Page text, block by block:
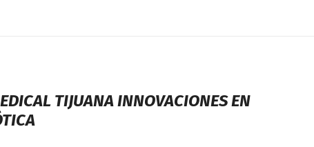
TIJUANA INNOVACIONES EN